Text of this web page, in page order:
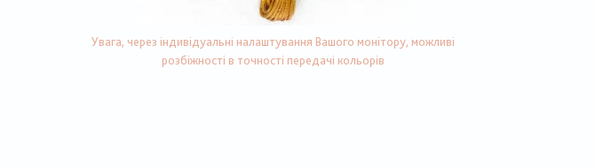
Увага, через індивідуальні налаштування Вашого монітору, можливі
розбіжності в точності передачі кольорів